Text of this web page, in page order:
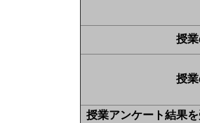
授
授
授業アンケート結果